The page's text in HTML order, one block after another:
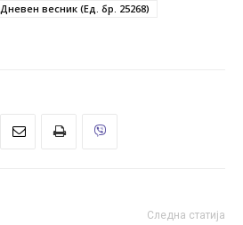
Дневен весник (Ед. бр. 25268)
Следна статија